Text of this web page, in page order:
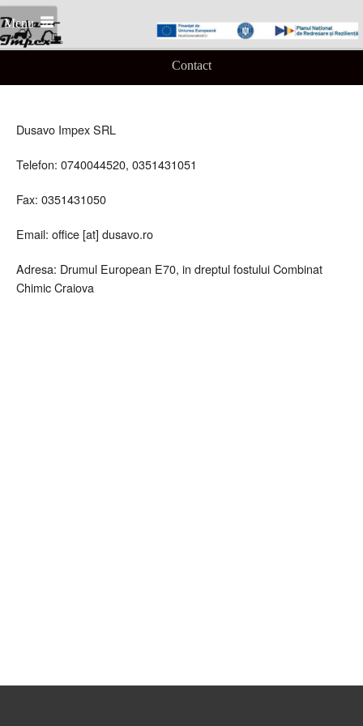
Menu
Contact
Dusavo Impex SRL
Telefon: 0740044520, 0351431051
Fax: 0351431050
Email: office [at] dusavo.ro
Adresa: Drumul European E70, in dreptul fostului Combinat
Chimic Craiova